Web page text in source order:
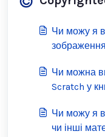
Чи можу я
Чи можна
Scratch у
Чи можу я
чи інші